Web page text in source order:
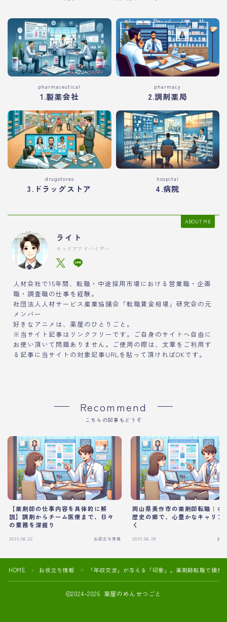
pharmaceutical
1.製薬会社
pharmacy
2.調剤薬局
drugstores
3.ドラッグストア
hospital
4.病院
ABOUT ME
ライト
キャリアアドバイザー
人材会社で15年間、転職・中途採用市場における営業職・企画
職・調査職の仕事を経験。
社団法人人材サービス産業協議会「転職賃金相場」研究会の元
メンバー
好きなアニメは、薬屋のひとりごと。
※当サイト記事はリンクフリーです。ご自身のサイトへ自由に
お使い頂いて問題ありません。ご使用の際は、文章をご利用す
る記事に当サイトの対象記事URLを貼って頂ければOKです。
Recommend
こちらの記事もどうぞ
【薬剤師の仕事内容を具体的に解
説】調剤からチーム医療まで、日々
の業務を深掘り
2025.06.02 お役立ち情報
岡山県美作市の薬剤師転職｜名
歴史の郷で、心豊かなキャリア
く
2025.06.28 お
HOME ＞ お役立ち情報 ＞ 「年収交渉」が与える「印象」。薬剤師転職で損を
2024–2026 薬屋のめんせつごと